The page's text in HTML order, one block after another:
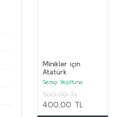
Minikler için
Atatürk
Serap Yeşiltuna
500,00 TL
400,00 TL